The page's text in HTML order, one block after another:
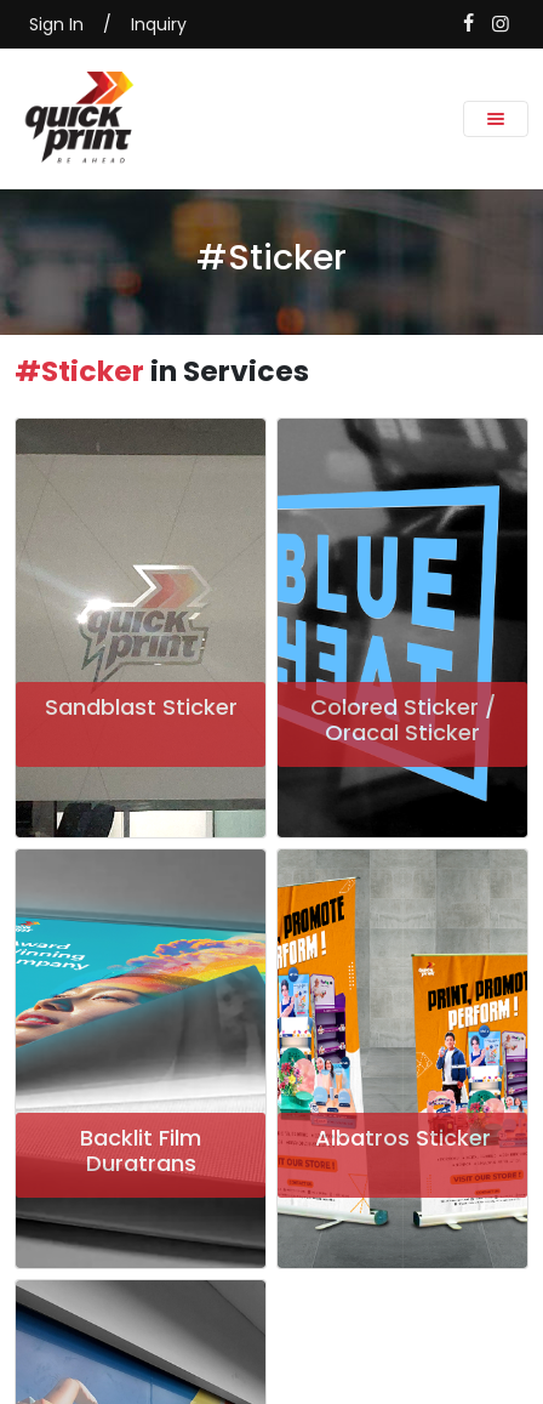
Sign In / Inquiry
#Sticker
#Sticker in Services
Sandblast Sticker
Colored Sticker /
Oracal Sticker
Backlit Film
Duratrans
Albatros Sticker